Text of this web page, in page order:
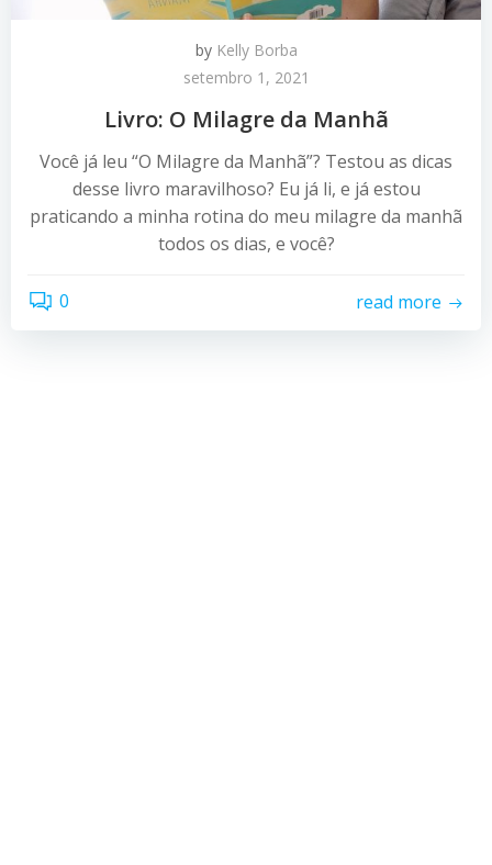
by Kelly Borba
setembro 1, 2021
Livro: O Milagre da Manhã
Você já leu “O Milagre da Manhã”? Testou as dicas
desse livro maravilhoso? Eu já li, e já estou
praticando a minha rotina do meu milagre da manhã
todos os dias, e você?
0 read more